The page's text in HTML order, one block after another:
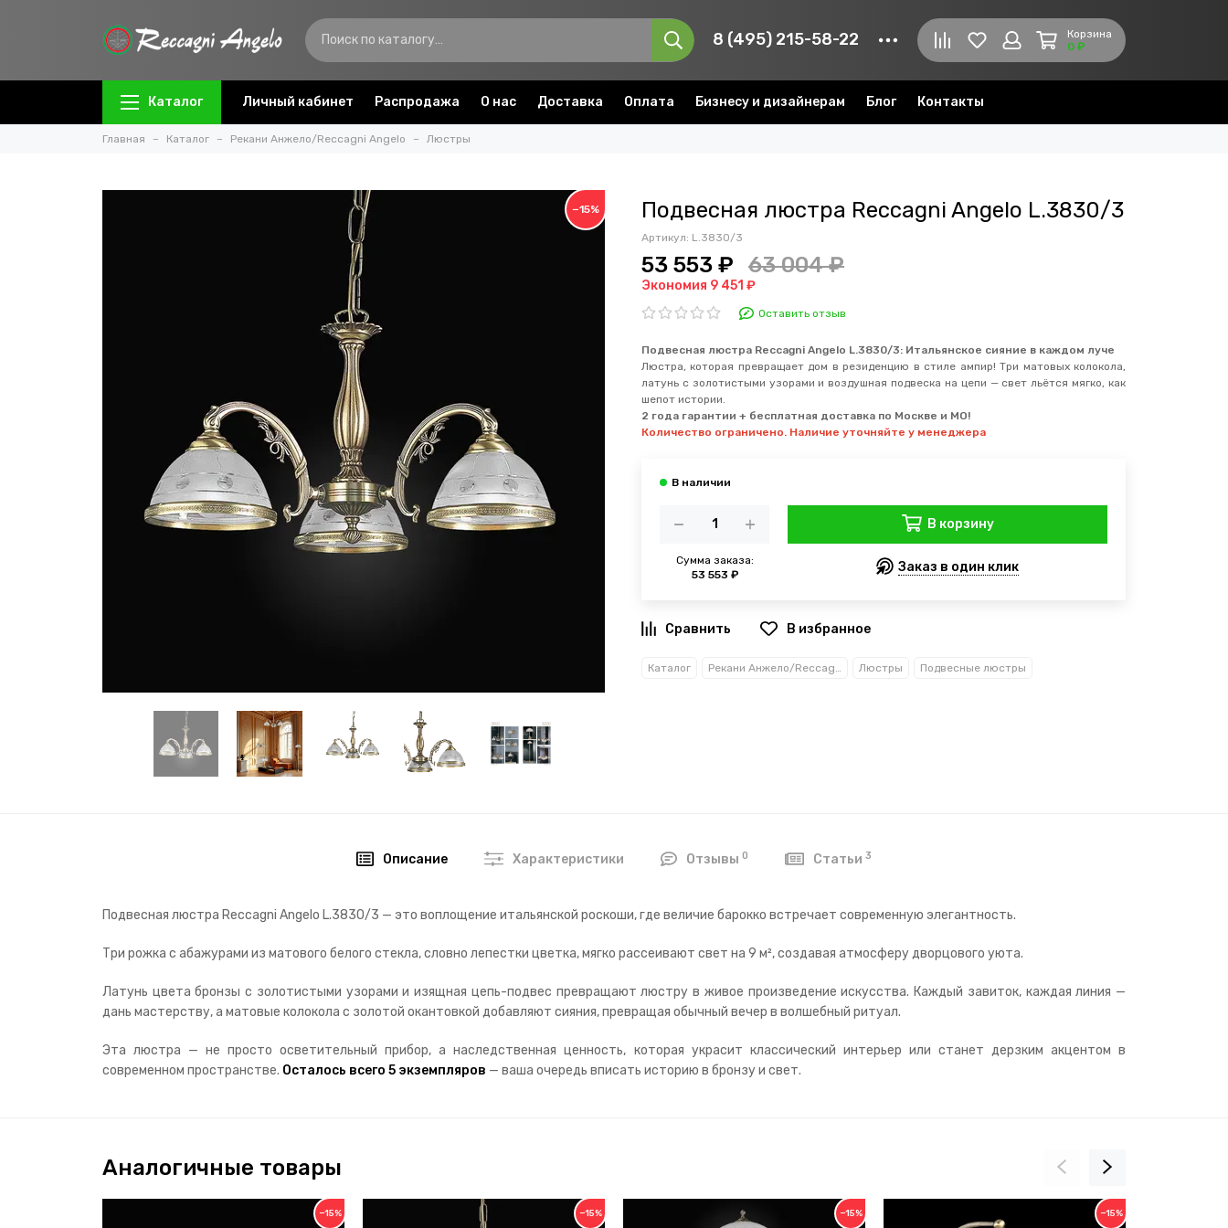
8 (495) 215-58-22
Корзина
0 ₽
Каталог Личный кабинет Распродажа О нас Доставка Оплата Бизнесу и дизайнерам Блог Контакты
Главная Каталог Рекани Анжело/Reccagni Angelo Люстры
−15% Подвесная люстра Reccagni Angelo L.3830/3
Артикул: L.3830/3
53 553 ₽ 63 004 ₽
Экономия 9 451 ₽
Оставить отзыв
Подвесная люстра Reccagni Angelo L.3830/3: Итальянское сияние в каждом луче
Люстра, которая превращает дом в резиденцию в стиле ампир! Три матовых колокола,
латунь с золотистыми узорами и воздушная подвеска на цепи — свет льётся мягко, как
шепот истории.
2 года гарантии + бесплатная доставка по Москве и МО!
Количество ограничено. Наличие уточняйте у менеджера
Сумма заказа:
53 553 ₽
В корзину
Заказ в один клик
В избранное
Каталог Рекани Анжело/Reccagni Angelo Люстры Подвесные люстры
Описание Характеристики Отзывы0 Статьи3
Подвесная люстра Reccagni Angelo L.3830/3 — это воплощение итальянской роскоши, где величие барокко встречает современную элегантность.
Три рожка с абажурами из матового белого стекла, словно лепестки цветка, мягко рассеивают свет на 9 м², создавая атмосферу дворцового уюта.
Латунь цвета бронзы с золотистыми узорами и изящная цепь-подвес превращают люстру в живое произведение искусства. Каждый завиток, каждая линия —
дань мастерству, а матовые колокола с золотой окантовкой добавляют сияния, превращая обычный вечер в волшебный ритуал.
Эта люстра — не просто осветительный прибор, а наследственная ценность, которая украсит классический интерьер или станет дерзким акцентом в
современном пространстве. Осталось всего 5 экземпляров — ваша очередь вписать историю в бронзу и свет.
Аналогичные товары
−15% −15% −15% −15%